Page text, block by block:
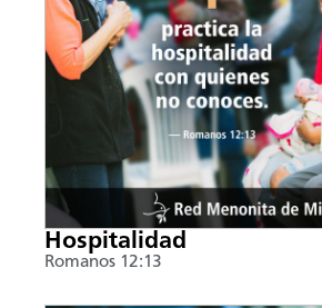
Hospitalidad
Romanos 12:13